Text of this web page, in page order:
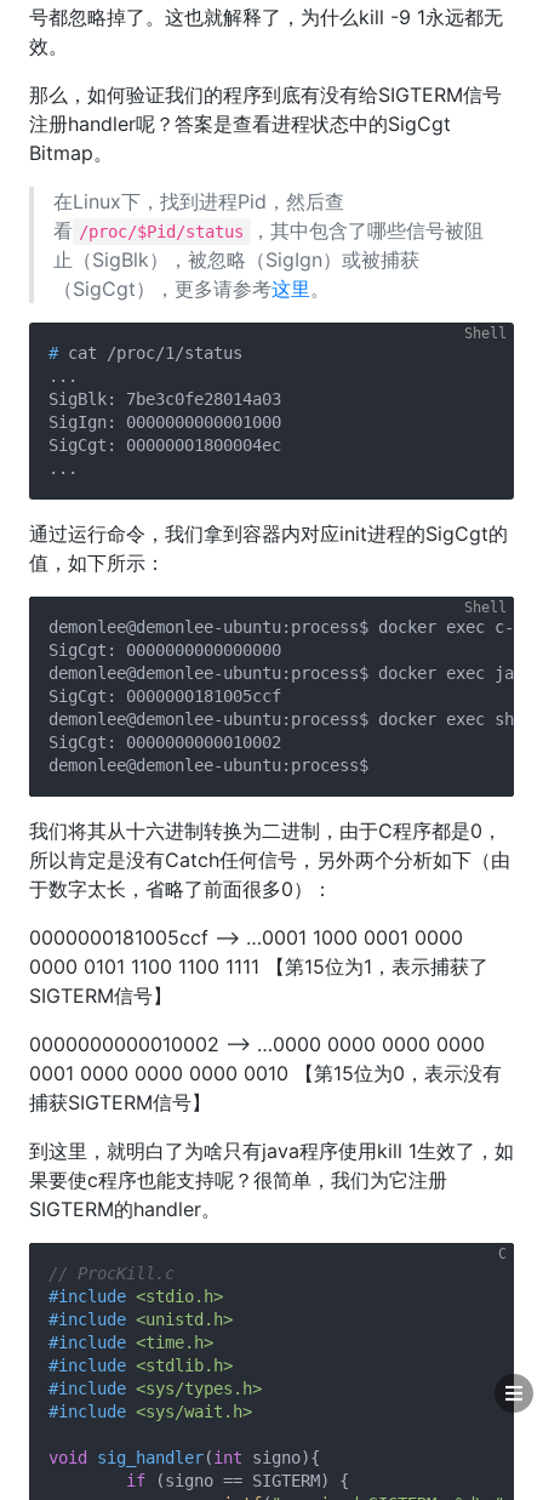
号都忽略掉了。这也就解释了，为什么kill -9 1永远都无
效。
那么，如何验证我们的程序到底有没有给SIGTERM信号
注册handler呢？答案是查看进程状态中的SigCgt
Bitmap。
在Linux下，找到进程Pid，然后查
看 /proc/$Pid/status
，其中包含了哪些信号被阻
止（SigBlk），被忽略（SigIgn）或被捕获
（SigCgt），更多请参考这里。
# cat /proc/1/status
...
SigBlk:	7be3c0fe28014a03
SigIgn:	0000000000001000
SigCgt:	00000001800004ec
通过运行命令，我们拿到容器内对应init进程的SigCgt的
值，如下所示：
demonlee@demonlee-ubuntu:process$ docker exec
SigCgt:	0000000000000000
demonlee@demonlee-ubuntu:process$ docker
SigCgt:	0000000181005ccf
demonlee@demonlee-ubuntu:process$ docker exec
SigCgt:	0000000000010002
我们将其从十六进制转换为二进制，由于C程序都是0，
所以肯定是没有Catch任何信号，另外两个分析如下（由
于数字太长，省略了前面很多0）：
0000000181005ccf --> …0001 1000 0001 0000
0000 0101 1100 1100 1111 【第15位为1，表示捕获了
SIGTERM信号】
0000000000010002 --> …0000 0000 0000 0000
0001 0000 0000 0000 0010 【第15位为0，表示没有
捕获SIGTERM信号】
到这里，就明白了为啥只有java程序使用kill 1生效了，如
果要使c程序也能支持呢？很简单，我们为它注册
SIGTERM的handler。
// ProcKill.c
#include <stdio.h>
#include <unistd.h>
#include <time.h>
#include <stdlib.h>
#include <sys/types.h>
#include <sys/wait.h>
void sig_handler(int signo){
if (signo == SIGTERM) {